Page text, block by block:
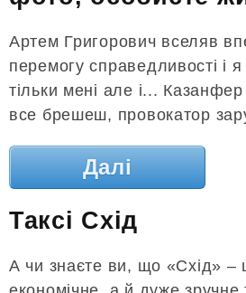
Артем Григорович вселяв
перемогу справедливості і
тільки мені але і...
все брешеш, провокатор
Далі
Таксі Схід
А чи знаєте ви, що «Схід» –